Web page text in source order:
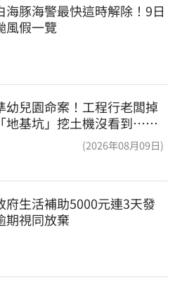
海豚海警最快這時解除！9日
風假一覽
幼兒園命案！工程行老闆掉
「地基坑」挖土機沒看到…下
(2026年08月09日)
府生活補助5000元連3天發
期視同放棄